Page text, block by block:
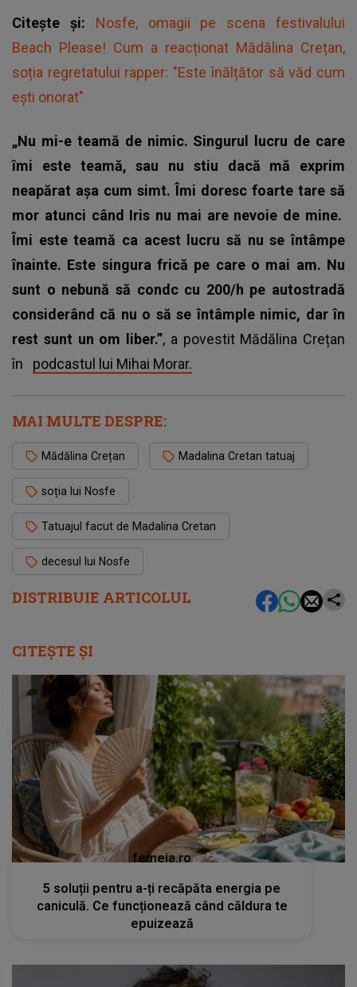
DISTRIBUIE ARTICOLUL
Citește și: Nosfe, omagii pe scena festivalului
Beach Please! Cum a reacționat Mădălina Crețan,
soția regretatului rapper: "Este înălțător să văd cum
ești onorat"
„Nu mi-e teamă de nimic. Singurul lucru de care
îmi este teamă, sau nu stiu dacă mă exprim
neapărat așa cum simt. Îmi doresc foarte tare să
mor atunci când Iris nu mai are nevoie de mine.
Îmi este teamă ca acest lucru să nu se întâmpe
înainte. Este singura frică pe care o mai am. Nu
sunt o nebună să condc cu 200/h pe autostradă
considerând că nu o să se întâmple nimic, dar în
rest sunt un om liber.”, a povestit Mădălina Crețan
în podcastul lui Mihai Morar.
MAI MULTE DESPRE:
Mădălina Crețan Madalina Cretan tatuaj
soția lui Nosfe
Tatuajul facut de Madalina Cretan
decesul lui Nosfe
CITEȘTE ȘI
femeia.ro
5 soluții pentru a-ți recăpăta energia pe
caniculă. Ce funcționează când căldura te
epuizează